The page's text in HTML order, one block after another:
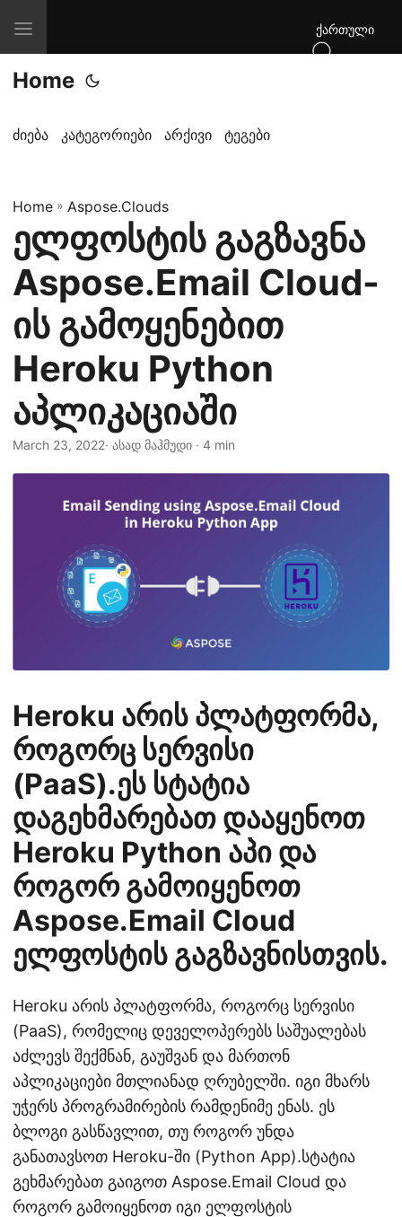
T
o
g
l
a
v
i
g
t
n
ქართული
Home
ძიება კატეგორიები არქივი ტეგები
Home » Aspose.Clouds
ელფოსტის გაგზავნა
Aspose.Email Cloud-
ის გამოყენებით
Heroku Python
აპლიკაციაში
March 23, 2022· ასად მაჰმუდი · 4 min
Heroku არის პლატფორმა,
როგორც სერვისი
(PaaS).ეს სტატია
დაგეხმარებათ დააყენოთ
Heroku Python აპი და
როგორ გამოიყენოთ
Aspose.Email Cloud
ელფოსტის გაგზავნისთვის.
Heroku არის პლატფორმა, როგორც სერვისი
(PaaS), რომელიც დეველოპერებს საშუალებას
აძლევს შექმნან, გაუშვან და მართონ
აპლიკაციები მთლიანად ღრუბელში. იგი მხარს
უჭერს პროგრამირების რამდენიმე ენას. ეს
ბლოგი გასწავლით, თუ როგორ უნდა
განათავსოთ Heroku-ში (Python App).სტატია
გეხმარებათ გაიგოთ Aspose.Email Cloud და
როგორ გამოიყენოთ იგი ელფოსტის